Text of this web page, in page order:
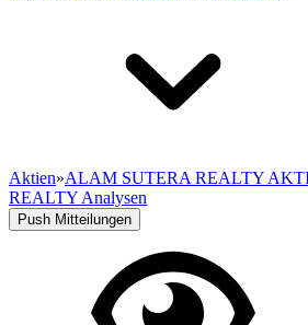
Aktien»ALAM SUTERA REALTY
REALTY Analysen
Push Mitteilungen